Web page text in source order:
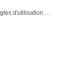
Règles d'utilisation du forum